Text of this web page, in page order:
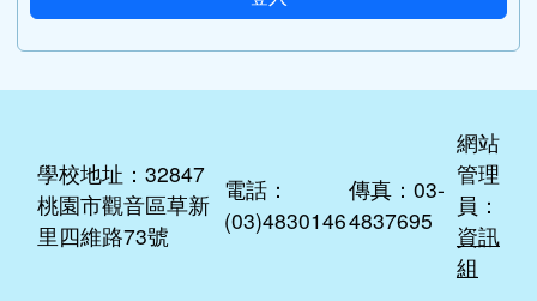
學校地址：32847
桃園市觀音區草新
里四維路73號
電話：
(03)4830146
傳真：03-
4837695
網站
管理
員：
資訊
組